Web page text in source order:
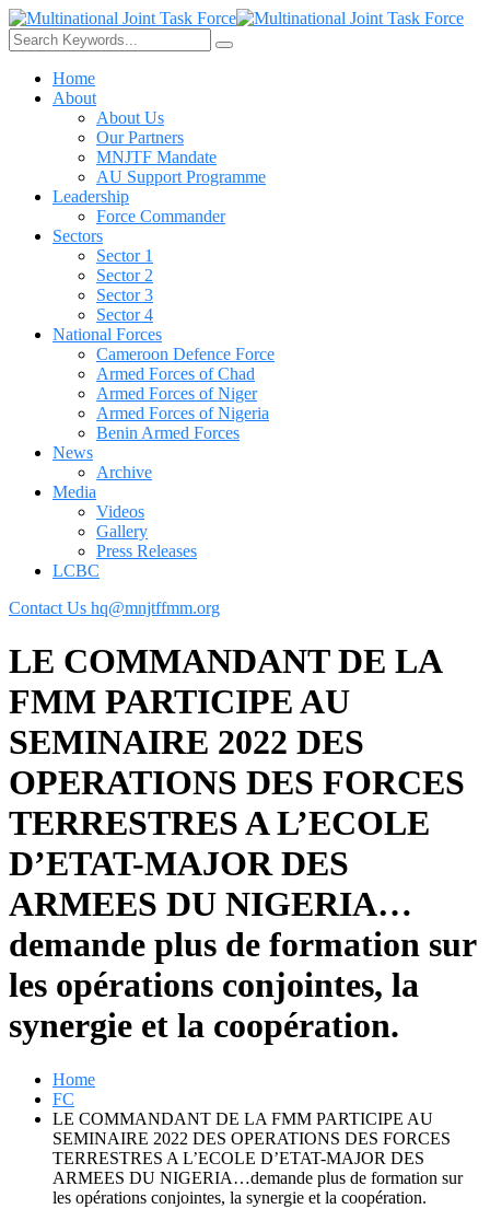
Home
About
About Us
Our Partners
MNJTF Mandate
AU Support Programme
Leadership
Force Commander
Sectors
Sector 1
Sector 2
Sector 3
Sector 4
National Forces
Cameroon Defence Force
Armed Forces of Chad
Armed Forces of Niger
Armed Forces of Nigeria
Benin Armed Forces
News
Archive
Media
Videos
Gallery
Press Releases
LCBC
Contact Us hq@mnjtffmm.org
LE COMMANDANT DE LA
FMM PARTICIPE AU
SEMINAIRE 2022 DES
OPERATIONS DES FORCES
TERRESTRES A L’ECOLE
D’ETAT-MAJOR DES
ARMEES DU NIGERIA…
demande plus de formation sur
les opérations conjointes, la
synergie et la coopération.
Home
FC
LE COMMANDANT DE LA FMM PARTICIPE AU
SEMINAIRE 2022 DES OPERATIONS DES FORCES
TERRESTRES A L’ECOLE D’ETAT-MAJOR DES
ARMEES DU NIGERIA…demande plus de formation sur
les opérations conjointes, la synergie et la coopération.